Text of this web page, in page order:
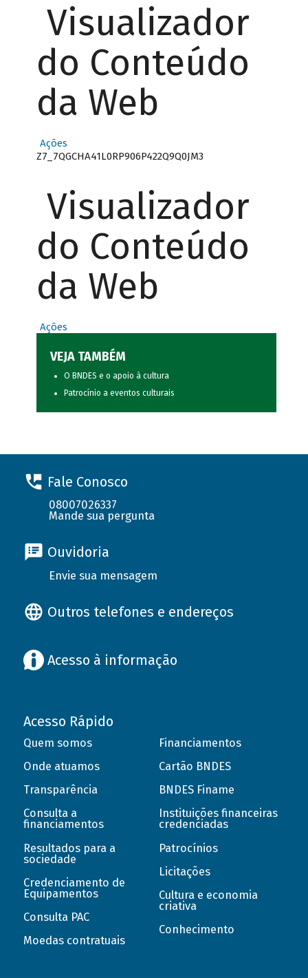
Visualizador
do Conteúdo
da Web
Ações
Z7_7QGCHA41L0RP906P422Q9Q0JM3
Visualizador
do Conteúdo
da Web
Ações
VEJA TAMBÉM
O BNDES e o apoio à cultura
Patrocínio a eventos culturais
Fale Conosco
08007026337
Mande sua pergunta
Ouvidoria
Envie sua mensagem
Outros telefones e endereços
Acesso à informação
Acesso Rápido
Quem somos
Onde atuamos
Transparência
Consulta a
financiamentos
Resultados para a
sociedade
Credenciamento de
Equipamentos
Consulta PAC
Moedas contratuais
Financiamentos
Cartão BNDES
BNDES Finame
Instituições financeiras
credenciadas
Patrocínios
Licitações
Cultura e economia
criativa
Conhecimento